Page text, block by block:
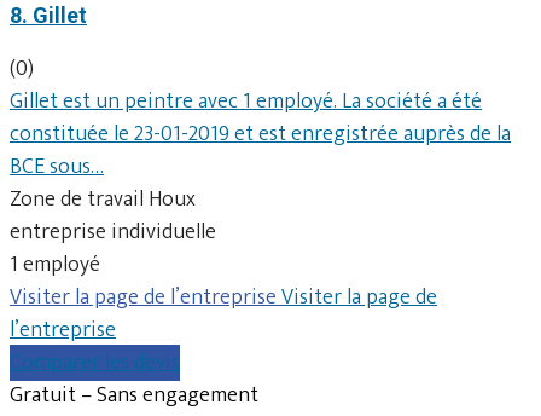
8. Gillet
(0)
Gillet est un peintre avec 1 employé. La société a été
constituée le 23-01-2019 et est enregistrée auprès de la
BCE sous…
Zone de travail Houx
entreprise individuelle
1 employé
Visiter la page de l’entrepriseVisiter la page de
l’entreprise
Comparer les devis
Gratuit – Sans engagement